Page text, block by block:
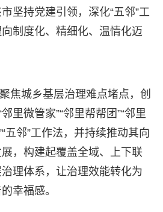
坚持党建引领，深化“五邻”工
制度化、精细化、温情化迈
焦城乡基层治理难点堵点，创
里微管家”“邻里帮帮团”“邻里
五邻”工作法，并持续推动其向
，构建起覆盖全域、上下联
理体系，让治理效能转化为
幸福感。